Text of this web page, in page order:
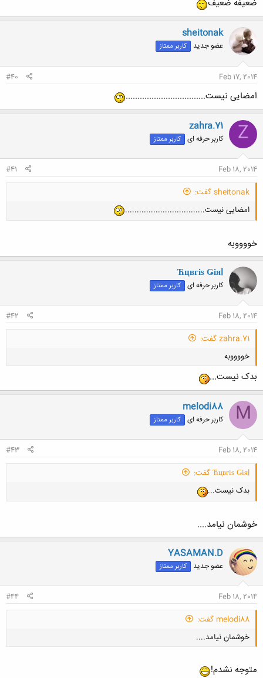
کلیک کنید تا باز شود...
ضعیفه ضعیف
sheitonak
عضو جدید کاربر ممتاز
Feb 17, 2014
#40
امضایی نیست..................................
Z
zahra.71
کاربر حرفه ای کاربر ممتاز
Feb 18, 2014
#41
sheitonak گفت:
امضایی نیست..................................
خووووبه
Ћцвгіѕ Ǥіяl
کاربر حرفه ای کاربر ممتاز
Feb 18, 2014
#42
zahra.71 گفت:
خووووبه
بدک نیست...
M
melodi88
کاربر حرفه ای کاربر ممتاز
Feb 18, 2014
#43
Ћцвгіѕ Ǥіяl گفت:
بدک نیست...
خوشمان نیامد....
YASAMAN.D
عضو جدید کاربر ممتاز
Feb 18, 2014
#44
melodi88 گفت:
خوشمان نیامد....
متوجه نشدم!